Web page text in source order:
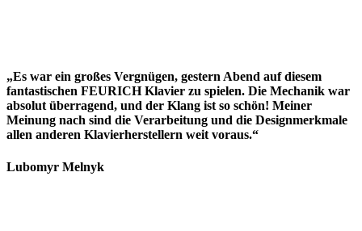
„Es war ein großes Vergnügen, gestern Abend auf diesem
fantastischen FEURICH Klavier zu spielen. Die Mechanik war
absolut überragend, und der Klang ist so schön! Meiner
Meinung nach sind die Verarbeitung und die Designmerkmale
allen anderen Klavierherstellern weit voraus.“
Lubomyr Melnyk